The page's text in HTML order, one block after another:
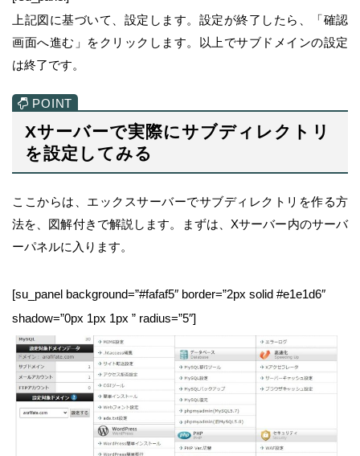
上記図に基づいて、設定します。設定が終了したら、「確認
画面へ進む」をクリックします。以上でサブドメインの設定
は終了です。
Xサーバーで実際にサブディレクトリ
を設定してみる
ここからは、エックスサーバーでサブディレクトリを作る方
法を、図解付きで解説します。まずは、Xサーバー内のサーバ
ーパネルに入ります。
[su_panel background=”#fafaf5″ border=”2px solid #e1e1d6″
shadow=”0px 1px 1px ” radius=”5″]